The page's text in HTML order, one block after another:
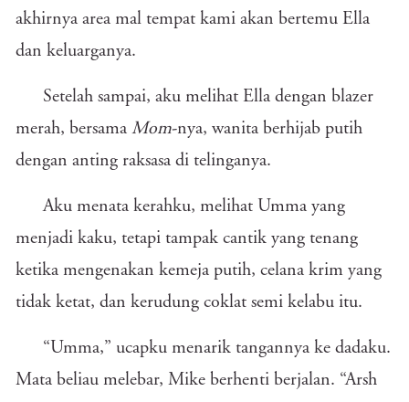
akhirnya area mal tempat kami akan bertemu Ella
dan keluarganya.
Setelah sampai, aku melihat Ella dengan blazer
merah, bersama Mom-nya, wanita berhijab putih
dengan anting raksasa di telinganya.
Aku menata kerahku, melihat Umma yang
menjadi kaku, tetapi tampak cantik yang tenang
ketika mengenakan kemeja putih, celana krim yang
tidak ketat, dan kerudung coklat semi kelabu itu.
“Umma,” ucapku menarik tangannya ke dadaku.
Mata beliau melebar, Mike berhenti berjalan. “Arsh